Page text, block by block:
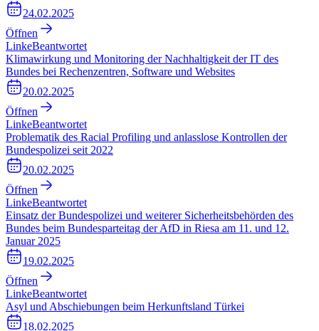
24.02.2025
Öffnen
LinkeBeantwortet
Klimawirkung und Monitoring der Nachhaltigkeit der IT des
Bundes bei Rechenzentren, Software und Websites
20.02.2025
Öffnen
LinkeBeantwortet
Problematik des Racial Profiling und anlasslose Kontrollen der
Bundespolizei seit 2022
20.02.2025
Öffnen
LinkeBeantwortet
Einsatz der Bundespolizei und weiterer Sicherheitsbehörden des
Bundes beim Bundesparteitag der AfD in Riesa am 11. und 12.
Januar 2025
19.02.2025
Öffnen
LinkeBeantwortet
Asyl und Abschiebungen beim Herkunftsland Türkei
18.02.2025